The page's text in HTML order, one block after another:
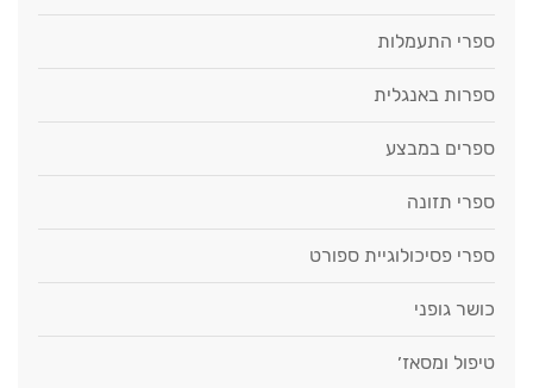
ספרי התעמלות
ספרות באנגלית
ספרים במבצע
ספרי תזונה
ספרי פסיכולוגיית ספורט
כושר גופני
טיפול ומסאז׳